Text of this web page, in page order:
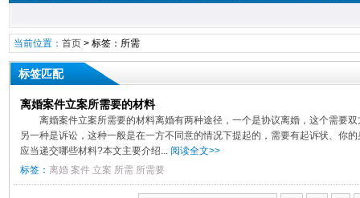
当前位置： 首页> 标签：所需
标签匹配
离婚案件立案所需要的材料
离婚案件立案所需要的材料离婚有两种途径，一个是协议离婚，这个需要
另一种是诉讼，这种一般是在一方不同意的情况下提起的，需要有起诉状、你
应当递交哪些材料?本文主要介绍... 阅读全文>>
标签： 离婚 案件 立案 所需 所需要